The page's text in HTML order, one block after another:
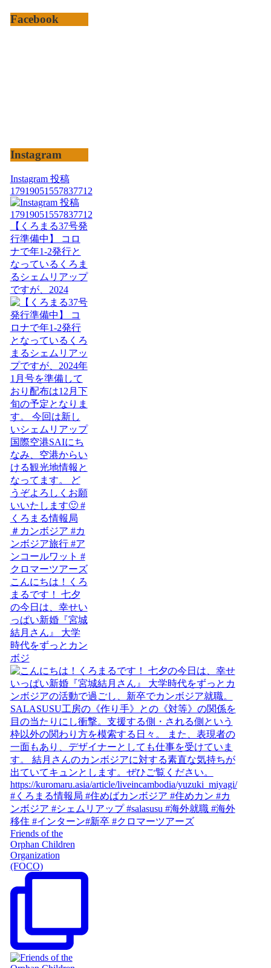
Facebook
Instagram
Instagram 投稿
17919051557837712
【くろまる37号発
行準備中】 コロ
ナで年1-2発行と
なっているくろま
るシェムリアップ
ですが、2024
こんにちは！くろ
まるです！ 七夕
の今日は、幸せい
っぱい新婚『宮城
結月さん』 大学
時代をずっとカン
ボジ
Friends of the
Orphan Children
Organization
(FOCO)